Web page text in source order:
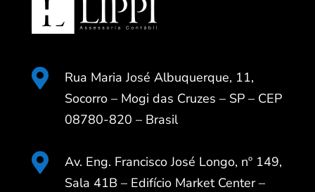

Rua Maria José Albuquerque, 11,
Socorro – Mogi das Cruzes – SP – CEP
08780-820 – Brasil

Av. Eng. Francisco José Longo, nº 149,
Sala 41B – Edifício Market Center –